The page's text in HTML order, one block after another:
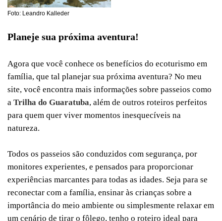
Foto: Leandro Kalleder
Planeje sua próxima aventura!
Agora que você conhece os benefícios do ecoturismo em
família, que tal planejar sua próxima aventura? No meu
site, você encontra mais informações sobre passeios como
a Trilha do Guaratuba, além de outros roteiros perfeitos
para quem quer viver momentos inesquecíveis na
natureza.
Todos os passeios são conduzidos com segurança, por
monitores experientes, e pensados para proporcionar
experiências marcantes para todas as idades. Seja para se
reconectar com a família, ensinar às crianças sobre a
importância do meio ambiente ou simplesmente relaxar em
um cenário de tirar o fôlego, tenho o roteiro ideal para